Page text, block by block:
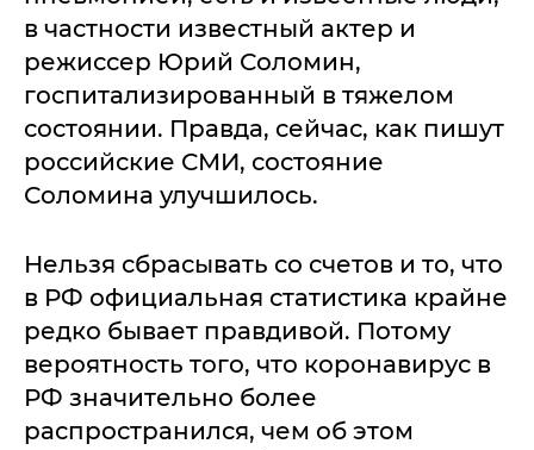
в частности известный актер и
режиссер Юрий Соломин,
госпитализированный в тяжелом
состоянии. Правда, сейчас, как пишут
российские СМИ, состояние
Соломина улучшилось.
Нельзя сбрасывать со счетов и то, что
в РФ официальная статистика крайне
редко бывает правдивой. Потому
вероятность того, что коронавирус в
РФ значительно более
распространился, чем об этом